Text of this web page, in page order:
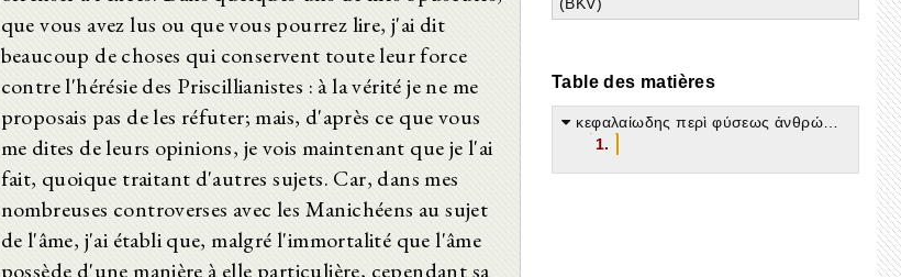
que vous avez lus ou que vous pourrez lire, j'ai dit
beaucoup de choses qui conservent toute leur force
contre l'hérésie des Priscillianistes : à la vérité je ne me
proposais pas de les réfuter; mais, d'après ce que vous
me dites de leurs opinions, je vois maintenant que je l'ai
fait, quoique traitant d'autres sujets. Car, dans mes
nombreuses controverses avec les Manichéens au sujet
de l'âme, j'ai établi que, malgré l'immortalité que l'âme
possède d'une manière à elle particulière, cependant sa
Table des matières
κεφαλαίωδης περὶ φύσεως ἀνθρώπου
1.